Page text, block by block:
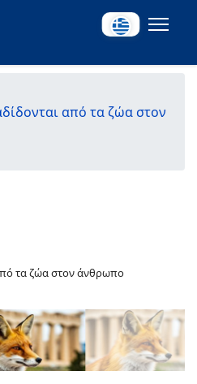
από τα ζώα στον
τα ζώα στον άνθρωπο